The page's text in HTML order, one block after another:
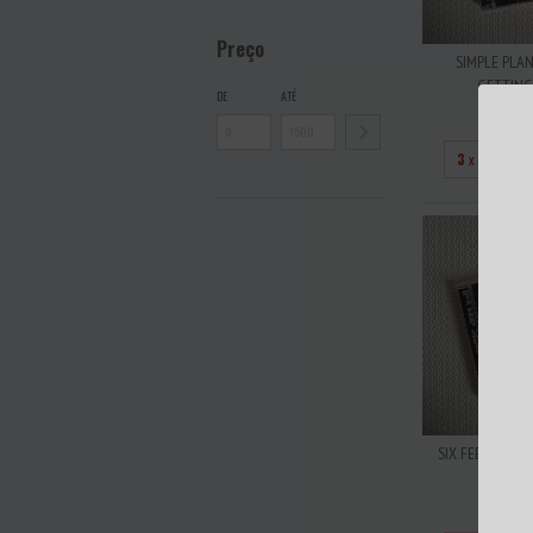
Preço
DE ATÉ
SIMPLE
3 x de
SIX FEET